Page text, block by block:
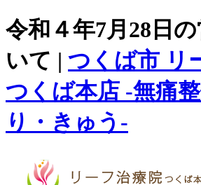
令和４年7月28日
いて | つくば市 リ
つくば本店 -無痛
り・きゅう-